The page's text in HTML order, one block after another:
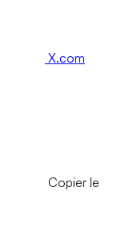
X.com
Copier le